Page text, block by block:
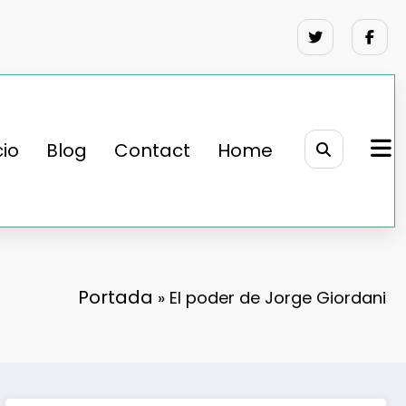
Blog Contact Home
Portada » El poder de Jorge Giordani